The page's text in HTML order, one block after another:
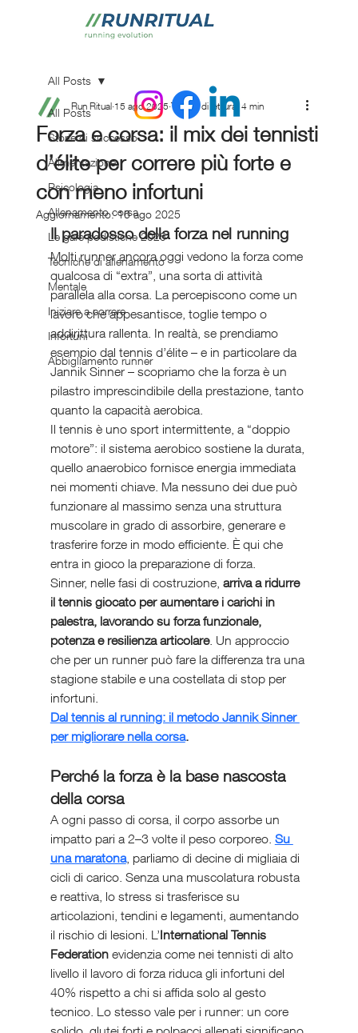
All Posts
Storie di successo
Alimentazione
Psicologia
Allenamento corsa
Le gare podistiche 2025
Tecniche di allenamento
Mentale
Iniziare a correre
Infortuni
Abbigliamento runner
All Posts
Forza e corsa: il mix dei tennisti
d’élite per correre più forte e
con meno infortuni
Run Ritual 15 ago 2025 Tempo di lettura: 4 min
Aggiornamento:16 ago 2025
Il paradosso della forza nel running
Molti runner ancora oggi vedono la forza come
qualcosa di “extra”, una sorta di attività
parallela alla corsa. La percepiscono come un
lavoro che appesantisce, toglie tempo o
addirittura rallenta. In realtà, se prendiamo
esempio dal tennis d’élite – e in particolare da
Jannik Sinner – scopriamo che la forza è un
pilastro imprescindibile della prestazione, tanto
quanto la capacità aerobica.
Il tennis è uno sport intermittente, a “doppio
motore”: il sistema aerobico sostiene la durata,
quello anaerobico fornisce energia immediata
nei momenti chiave. Ma nessuno dei due può
funzionare al massimo senza una struttura
muscolare in grado di assorbire, generare e
trasferire forze in modo efficiente. È qui che
entra in gioco la preparazione di forza.
Sinner, nelle fasi di costruzione, arriva a ridurre
il tennis giocato per aumentare i carichi in
palestra, lavorando su forza funzionale,
potenza e resilienza articolare. Un approccio
che per un runner può fare la differenza tra una
stagione stabile e una costellata di stop per
infortuni.
Dal tennis al running: il metodo Jannik Sinner
per migliorare nella corsa.
Perché la forza è la base nascosta
della corsa
A ogni passo di corsa, il corpo assorbe un
impatto pari a 2–3 volte il peso corporeo. Su
una maratona, parliamo di decine di migliaia di
cicli di carico. Senza una muscolatura robusta
e reattiva, lo stress si trasferisce su
articolazioni, tendini e legamenti, aumentando
il rischio di lesioni. L’International Tennis
Federation evidenzia come nei tennisti di alto
livello il lavoro di forza riduca gli infortuni del
40% rispetto a chi si affida solo al gesto
tecnico. Lo stesso vale per i runner: un core